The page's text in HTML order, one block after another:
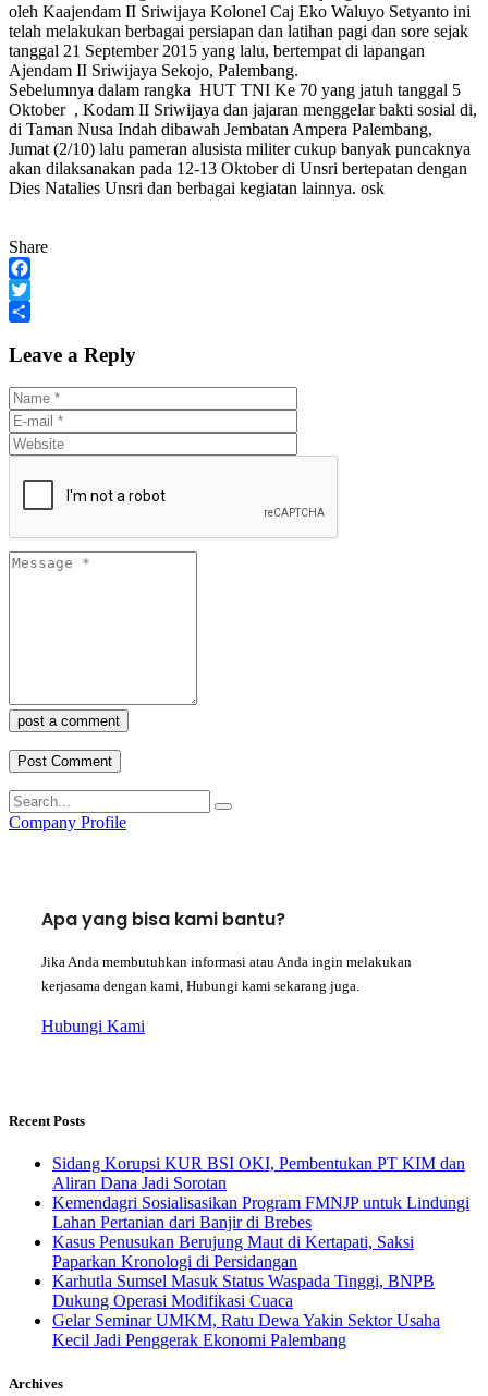
oleh Kaajendam II Sriwijaya Kolonel Caj Eko Waluyo Setyanto ini
telah melakukan berbagai persiapan dan latihan pagi dan sore sejak
tanggal 21 September 2015 yang lalu, bertempat di lapangan
Ajendam II Sriwijaya Sekojo, Palembang.
Sebelumnya dalam rangka HUT TNI Ke 70 yang jatuh tanggal 5
Oktober , Kodam II Sriwijaya dan jajaran menggelar bakti sosial di,
di Taman Nusa Indah dibawah Jembatan Ampera Palembang,
Jumat (2/10) lalu pameran alusista militer cukup banyak puncaknya
akan dilaksanakan pada 12-13 Oktober di Unsri bertepatan dengan
Dies Natalies Unsri dan berbagai kegiatan lainnya. osk
Share
Facebook
Twitter
Leave a Reply
post a comment
Company Profile
Apa yang bisa kami bantu?
Jika Anda membutuhkan informasi atau Anda ingin melakukan
kerjasama dengan kami, Hubungi kami sekarang juga.
Hubungi Kami
Recent Posts
Sidang Korupsi KUR BSI OKI, Pembentukan PT KIM dan
Aliran Dana Jadi Sorotan
Kemendagri Sosialisasikan Program FMNJP untuk Lindungi
Lahan Pertanian dari Banjir di Brebes
Kasus Penusukan Berujung Maut di Kertapati, Saksi
Paparkan Kronologi di Persidangan
Karhutla Sumsel Masuk Status Waspada Tinggi, BNPB
Dukung Operasi Modifikasi Cuaca
Gelar Seminar UMKM, Ratu Dewa Yakin Sektor Usaha
Kecil Jadi Penggerak Ekonomi Palembang
Archives